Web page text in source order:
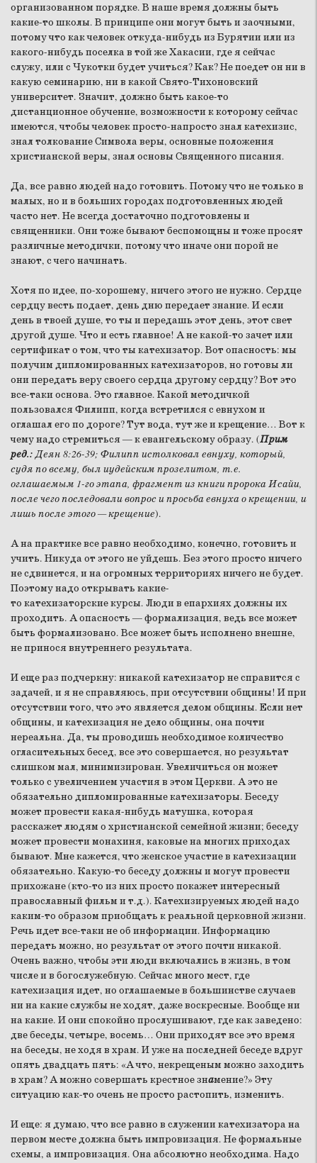
организованном порядке. В наше время должны быть
какие-то школы. В принципе они могут быть и заочными,
потому что как человек откуда-нибудь из Бурятии или из
какого-нибудь поселка в той же Хакасии, где я сейчас
служу, или с Чукотки будет учиться? Как? Не поедет он ни в
какую семинарию, ни в какой Свято-Тихоновский
университет. Значит, должно быть какое-то
дистанционное обучение, возможности к которому сейчас
имеются, чтобы человек просто-напросто знал катехизис,
знал толкование Символа веры, основные положения
христианской веры, знал основы Священного писания.
Да, все равно людей надо готовить. Потому что не только в
малых, но и в больших городах подготовленных людей
часто нет. Не всегда достаточно подготовлены и
священники. Они тоже бывают беспомощны и тоже просят
различные методички, потому что иначе они порой не
знают, с чего начинать.
Хотя по идее, по-хорошему, ничего этого не нужно. Сердце
сердцу весть подает, день дню передает знание. И если
день в твоей душе, то ты и передашь этот день, этот свет
другой душе. Что и есть главное! А не какой-то зачет или
сертификат о том, что ты катехизатор. Вот опасность: мы
получим дипломированных катехизаторов, но готовы ли
они передать веру своего сердца другому сердцу? Вот это
все-таки основа. Это главное. Какой методичкой
пользовался Филипп, когда встретился с евнухом и
оглашал его по дороге? Тут вода, тут же и крещение… Вот к
чему надо стремиться — к евангельскому образу. (Прим
ред.:Деян 8:26-39; Филипп истолковал евнуху, который,
судя по всему, был иудейским прозелитом, т.е.
оглашаемым 1-го этапа, фрагмент из книги пророка Исайи,
после чего последовали вопрос и просьба евнуха о крещении, и
лишь после этого — крещение).
А на практике все равно необходимо, конечно, готовить и
учить. Никуда от этого не уйдешь. Без этого просто ничего
не сдвинется, и на огромных территориях ничего не будет.
Поэтому надо открывать какие-
то катехизаторские курсы. Люди в епархиях должны их
проходить. А опасность — формализация, ведь все может
быть формализовано. Все может быть исполнено внешне,
не принося внутреннего результата.
И еще раз подчеркну: никакой катехизатор не справится с
задачей, и я не справляюсь, при отсутствии общины! И при
отсутствии того, что это является делом общины. Если нет
общины, и катехизация не дело общины, она почти
нереальна. Да, ты проводишь необходимое количество
огласительных бесед, все это совершается, но результат
слишком мал, минимизирован. Увеличиться он может
только с увеличением участия в этом Церкви. А это не
обязательно дипломированные катехизаторы. Беседу
может провести какая-нибудь матушка, которая
расскажет людям о христианской семейной жизни; беседу
может провести монахиня, каковые на многих приходах
бывают. Мне кажется, что женское участие в катехизации
обязательно. Какую-то беседу должны и могут провести
прихожане (кто-то из них просто покажет интересный
православный фильм и т.д.). Катехизируемых людей надо
каким-то образом приобщать к реальной церковной жизни.
Речь идет все-таки не об информации. Информацию
передать можно, но результат от этого почти никакой.
Очень важно, чтобы эти люди включались в жизнь, в том
числе и в богослужебную. Сейчас много мест, где
катехизация идет, но оглашаемые в большинстве случаев
ни на какие службы не ходят, даже воскресные. Вообще ни
на какие. И они спокойно прослушивают, где как заведено:
две беседы, четыре, восемь… Они приходят все это время
на беседы, не ходя в храм. И уже на последней беседе вдруг
опять двадцать пять: «А что, некрещеным можно заходить
в храм? А можно совершать крестное знамение?» Эту
ситуацию как-то очень не просто растопить, изменить.
И еще: я думаю, что все равно в служении катехизатора на
первом месте должна быть импровизация. Не формальные
схемы, а импровизация. Она абсолютно необходима. Надо